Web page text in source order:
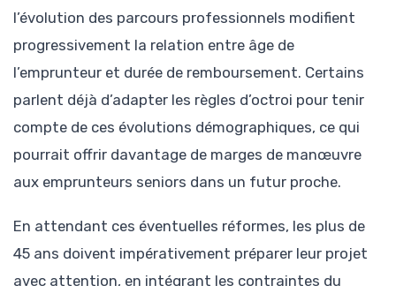
l’évolution des parcours professionnels modifient
progressivement la relation entre âge de
l’emprunteur et durée de remboursement. Certains
parlent déjà d’adapter les règles d’octroi pour tenir
compte de ces évolutions démographiques, ce qui
pourrait offrir davantage de marges de manœuvre
aux emprunteurs seniors dans un futur proche.
En attendant ces éventuelles réformes, les plus de
45 ans doivent impérativement préparer leur projet
avec attention, en intégrant les contraintes du